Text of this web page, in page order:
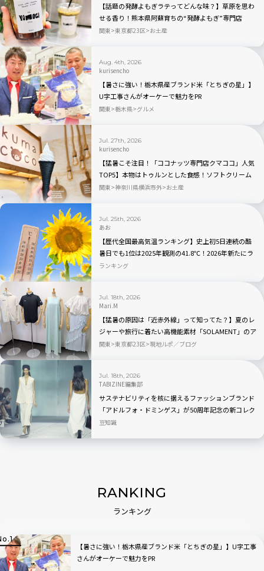
【話題の発酵よもぎラテってどんな味？】草原を思わ
せる香り！熊本県阿蘇育ちの“発酵よもぎ”専門店
「BETWEEN by THE YOMOGI STAND」渋谷にオープ
関東 東京都23区 お土産
Aug. 4th, 2026
kurisencho
【暑さに強い！栃木県産ブランド米「とちぎの星」】
U字工事さんがオーケーで魅力をPR
関東 栃木県 グルメ
Jul. 27th, 2026
kurisencho
【猛暑こそ注目！「ココナッツ専門店クマココ」人気
TOP5】本物はトゥルンとした食感！ソフトクリーム
やビールも人気｜川崎・ラ チッタデッラ
関東 神奈川県横浜市外 お土産
Jul. 25th, 2026
あお
【歴代全国最高気温ランキング】史上初5日連続の酷
暑日でも1位は2025年観測の41.8℃！2026年新たにラ
ンクインしたのはどこ？
ランキング
Jul. 18th, 2026
Mari.M
【猛暑の原因は「近赤外線」って知ってた？】夏のレ
ジャーや旅行に着たい高機能素材「SOLAMENT」のア
パレルが続々登場
関東 東京都23区 現地ルポ／ブログ
Jul. 18th, 2026
TABIZINE編集部
サステナビリティを核に据えるファッションブランド
「アドルフォ・ドミンゲス」が50周年記念の新コレク
ション「EL NÚMERO」を発表
豆知識
RANKING
ランキング
【暑さに強い！栃木県産ブランド米「とちぎの星」】U字工事
さんがオーケーで魅力をPR